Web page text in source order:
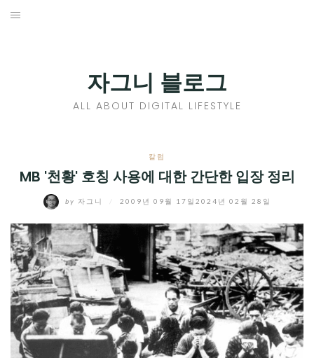
Skip
자그니 블로그
ALL ABOUT DIGITAL LIFESTYLE
칼럼
MB '천황' 호칭 사용에 대한 간단한 입장 정리
by 자그니 2009년 09월 17일 2024년 02월 28일
CHILD
MENU
디지털트렌드
디지털라이프
CHILD
MENU
신제품
EXPAND
CHILD
MENU
제품리뷰
EXPAND
CHILD
MENU